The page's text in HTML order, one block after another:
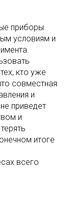
приборы
условиям и
кто уже
совместная
и
приведет
и
итоге
всего